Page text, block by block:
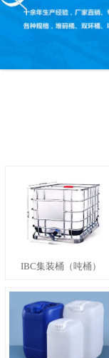
IBC集装桶（吨桶）